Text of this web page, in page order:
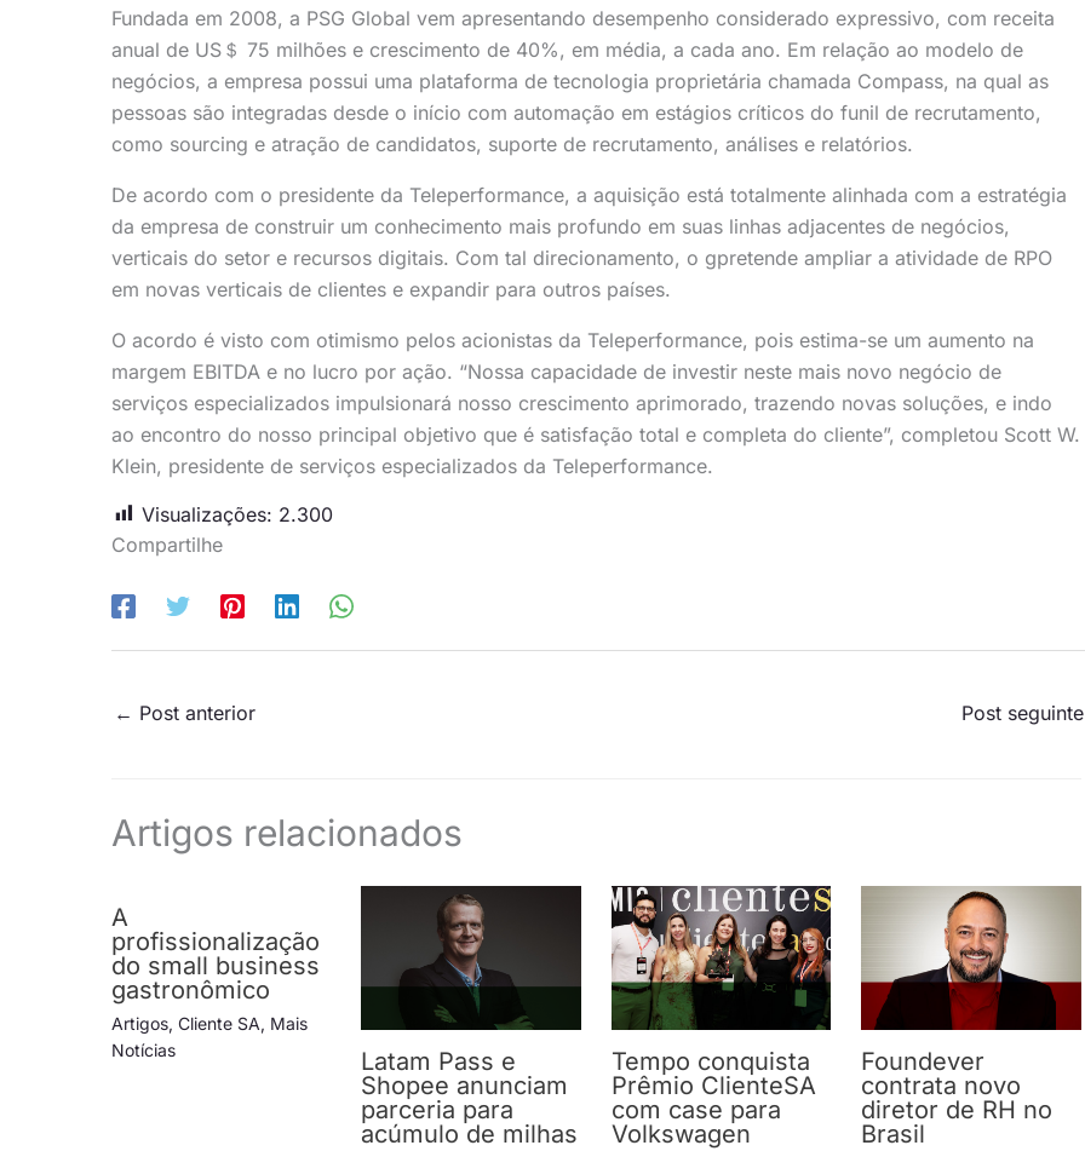
Fundada em 2008, a PSG Global vem apresentando desempenho considerado expressivo, com receita
anual de US＄ 75 milhões e crescimento de 40%, em média, a cada ano. Em relação ao modelo de
negócios, a empresa possui uma plataforma de tecnologia proprietária chamada Compass, na qual as
pessoas são integradas desde o início com automação em estágios críticos do funil de recrutamento,
como sourcing e atração de candidatos, suporte de recrutamento, análises e relatórios.
De acordo com o presidente da Teleperformance, a aquisição está totalmente alinhada com a estratégia
da empresa de construir um conhecimento mais profundo em suas linhas adjacentes de negócios,
verticais do setor e recursos digitais. Com tal direcionamento, o gpretende ampliar a atividade de RPO
em novas verticais de clientes e expandir para outros países.
O acordo é visto com otimismo pelos acionistas da Teleperformance, pois estima-se um aumento na
margem EBITDA e no lucro por ação. “Nossa capacidade de investir neste mais novo negócio de
serviços especializados impulsionará nosso crescimento aprimorado, trazendo novas soluções, e indo
ao encontro do nosso principal objetivo que é satisfação total e completa do cliente”, completou Scott W.
Klein, presidente de serviços especializados da Teleperformance.
Visualizações: 2.300
Compartilhe
← Post anterior Post seguinte
Artigos relacionados
A
profissionalização
do small business
gastronômico
Artigos, Cliente SA, Mais
Notícias
Latam Pass e
Shopee anunciam
parceria para
acúmulo de milhas
Tempo conquista
Prêmio ClienteSA
com case para
Volkswagen
Foundever
contrata novo
diretor de RH no
Brasil